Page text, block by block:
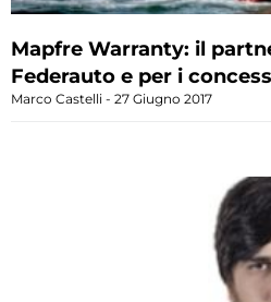
Mapfre Warranty: il
Federauto e per i
Marco Castelli 27 Giugno 2017